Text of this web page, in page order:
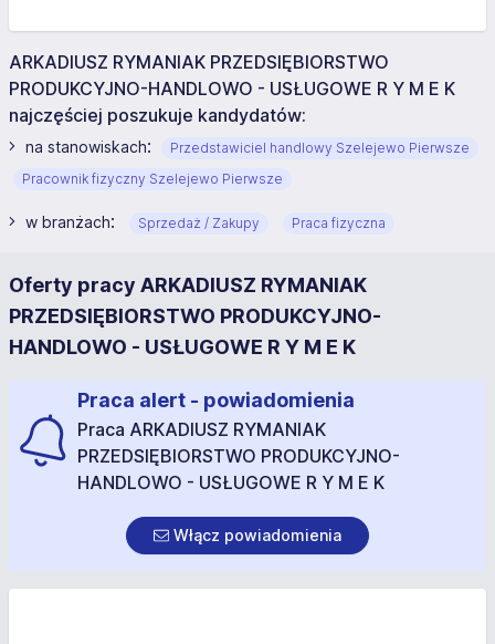
ARKADIUSZ RYMANIAK PRZEDSIĘBIORSTWO
PRODUKCYJNO-HANDLOWO - USŁUGOWE R Y M E K
najczęściej poszukuje kandydatów:
na stanowiskach:
Przedstawiciel handlowy Szelejewo Pierwsze
Pracownik fizyczny Szelejewo Pierwsze
w branżach: Sprzedaż / Zakupy Praca fizyczna
Oferty pracy ARKADIUSZ RYMANIAK
PRZEDSIĘBIORSTWO PRODUKCYJNO-
HANDLOWO - USŁUGOWE R Y M E K
Praca alert - powiadomienia
Praca ARKADIUSZ RYMANIAK
PRZEDSIĘBIORSTWO PRODUKCYJNO-
HANDLOWO - USŁUGOWE R Y M E K
Włącz powiadomienia